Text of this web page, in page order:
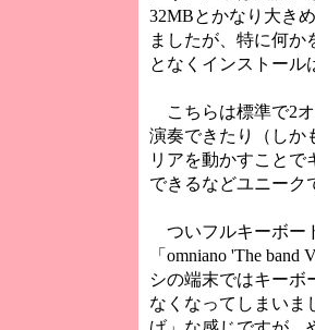
32MBとかなり大き
ましたが、特に何か
となくインストール
こちらは標準で2
演奏できたり（しか
リアを動かすことで
できるなどユニーク
ついフルキーボー
「omniano 'The
シの端末ではキーボ
なくなってしまいま